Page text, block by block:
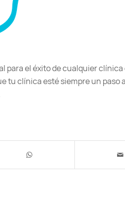
para el éxito de cualquier clínica
tu clínica esté siempre un paso